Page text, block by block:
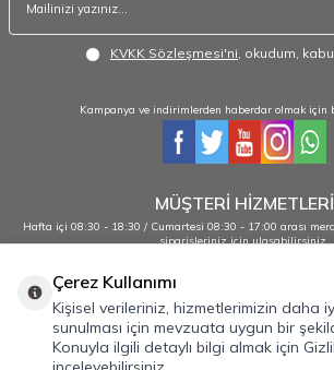
KVKK Sözleşmesi'ni , okudum,
Kampanya ve indirimlerden haberdar olmak için
MÜŞTERİ HİZMETLERİ
Hafta içi 08:30 - 18:30 / Cumartesi 08:30 - 17:00 arası
siparişleriniz için ulaşabilirsiniz.
0232 484 38 44 - 0533 330 88
Önemli Bilgiler
Çerez Kullanımı
Kişisel verileriniz, hizmetlerimizin daha
sunulması için mevzuata uygun bir
Konuyla ilgili detaylı bilgi almak için